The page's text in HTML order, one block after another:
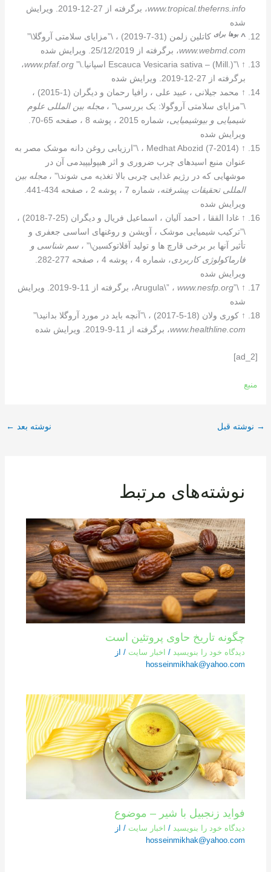
www.tropical.theferns.info
، برگرفته از 27-12-2019. ویرایش
شده
^ بوها برای کاتلین زلمن (31-7-2019) ، \”مزایای سلامتی آروگلا\”
www.webmd.com، برگرفته از 25/12/2019. ویرایش شده
↑ \”Escauca Vesicaria sativa – (Mill.) اسپانیا.\” www.pfaf.org،
برگرفته از 27-12-2019. ویرایش شده
↑
محمد جیلانی ، عبید علی ، رافیا رحمان و دیگران (1-2015) ،
\”مزایای سلامتی آروگولا: یک بررسی\” ، مجله بین المللی علوم
شیمیایی و بیوشیمیایی
، شماره 2015 ، پوشه 8 ، صفحه 65-70.
ویرایش شده
↑
Medhat Abozid (7-2014) ، \”ارزیابی روغن دانه موشک مصر به
عنوان منبع اسیدهای چرب ضروری و اثر هیپولیپیدمی آن در
موشهایی که در رژیم غذایی چربی بالا تغذیه می شوند\” ، مجله بین
المللی تحقیقات پیشرفته
، شماره 7 ، پوشه 2 ، صفحه 434-441.
ویرایش شده
↑
غادا الققا ، احمد آلیان ، اسماعیل فریال و دیگران (25-7-2018) ،
\”ترکیب شیمیایی موشک ، آویشن و روغنهای اساسی جعفری و
تأثیر آنها بر برخی قارچ ها و تولید آفلاتوکسین\” ، سم شناسی و
فارماکولوژی کاربردی
ویرایش شده
↑ \”Arugula\” ،www.nesfp.org
، برگرفته از 11-9-2019. ویرایش
شده
↑ کوری ولان (18-5-2017) ، \”آنچه باید در مورد آروگلا بدانید\”
www.healthline.com، برگرفته از 11-9-2019. ویرایش شده
[ad_2]
منبع
→ نوشته قبل نوشته بعد ←
نوشته‌های مرتبط
چگونه تاریخ حاوی پروتئین است
دیدگاه‌ خود را بنویسید / اخبار سایت / از
hosseinmikhak@yahoo.com
فواید زنجبیل با شیر – موضوع
دیدگاه‌ خود را بنویسید / اخبار سایت / از
hosseinmikhak@yahoo.com